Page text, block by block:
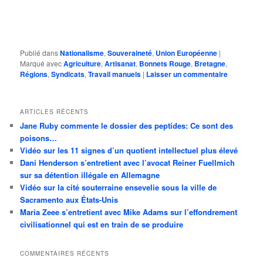
Publié dansNationalisme,Souveraineté, Union Européenne |
Marqué avecAgriculture,Artisanat, Bonnets Rouge, Bretagne,
Régions,Syndicats,Travail manuels | Laisser un commentaire
ARTICLES RÉCENTS
Jane Ruby commente le dossier des peptides: Ce sont des
poisons…
Vidéo sur les 11 signes d’un quotient intellectuel plus élevé
Dani Henderson s’entretient avec l’avocat Reiner Fuellmich
sur sa détention illégale en Allemagne
Vidéo sur la cité souterraine ensevelie sous la ville de
Sacramento aux États-Unis
Maria Zeee s’entretient avec Mike Adams sur l’effondrement
civilisationnel qui est en train de se produire
COMMENTAIRES RÉCENTS